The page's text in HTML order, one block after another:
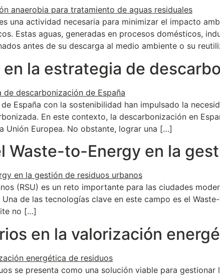
una actividad necesaria para minimizar el impacto
Estas aguas, generadas en procesos domésticos,
antes de su descarga al medio ambiente o su
la estrategia de
España con la sostenibilidad han impulsado la
En este contexto, la descarbonización en
Unión Europea. No obstante, lograr una […]
Waste-to-Energy en la
(RSU) es un reto importante para las ciudades
de las tecnologías clave en este campo es el
no […]
en la valorización
se presenta como una solución viable para